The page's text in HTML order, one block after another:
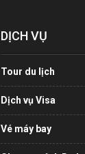
DỊCH VỤ
Tour du lịch
Dịch vụ Visa
Vé máy bay